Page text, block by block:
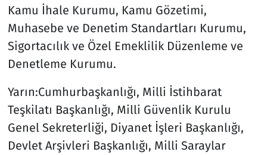
Kamu İhale Kurumu, Kamu Gözetimi,
Muhasebe ve Denetim Standartları Kurumu,
Sigortacılık ve Özel Emeklilik Düzenleme ve
Denetleme Kurumu.
Yarın:Cumhurbaşkanlığı, Milli İstihbarat
Teşkilatı Başkanlığı, Milli Güvenlik Kurulu
Genel Sekreterliği, Diyanet İşleri Başkanlığı,
Devlet Arşivleri Başkanlığı, Milli Saraylar